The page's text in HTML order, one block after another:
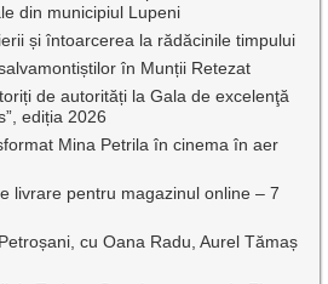
din municipiul Lupeni
și întoarcerea la rădăcinile timpului
în Munții Retezat
de autorități la Gala de excelenţă
ediția 2026
Mina Petrila în cinema în aer
livrare pentru magazinul online – 7
cu Oana Radu, Aurel Tămaș